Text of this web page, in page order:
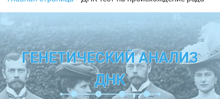
ГЕНЕТИЧЕСКИЙ АНАЛИЗ
ДНК